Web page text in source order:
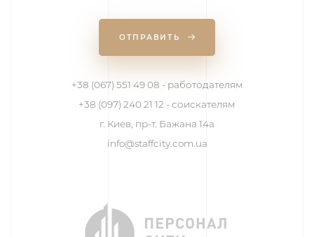
+38 (067) 551 49 08 - работодателям
+38 (097) 240 21 12 - соискателям
г. Киев, пр-т. Бажана 14а
info@staffcity.com.ua
ОТПРАВИТЬ